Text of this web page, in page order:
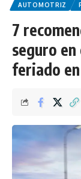
AUTOMOTRIZ
7
seguro
feriado